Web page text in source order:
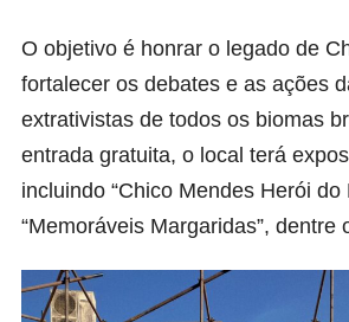
O objetivo é honrar o legado de
fortalecer os debates e as ações
extrativistas de todos os biomas
entrada gratuita, o local terá
incluindo “Chico Mendes Herói do
“Memoráveis Margaridas”, dentre